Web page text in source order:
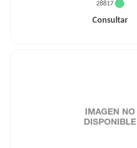
28817
Consultar